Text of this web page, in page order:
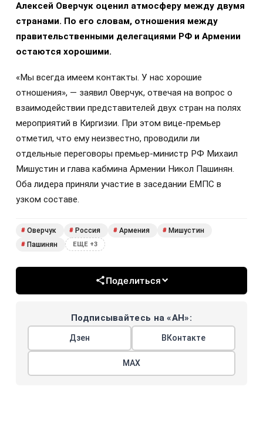
Алексей Оверчук оценил атмосферу между двумя
странами. По его словам, отношения между
правительственными делегациями РФ и Армении
остаются хорошими.
«Мы всегда имеем контакты. У нас хорошие
отношения», — заявил Оверчук, отвечая на вопрос о
взаимодействии представителей двух стран на полях
мероприятий в Киргизии. При этом вице-премьер
отметил, что ему неизвестно, проводили ли
отдельные переговоры премьер-министр РФ Михаил
Мишустин и глава кабмина Армении Никол Пашинян.
Оба лидера приняли участие в заседании ЕМПС в
узком составе.
# Оверчук # Россия # Армения # Мишустин
# Пашинян ЕЩЕ +3
Поделиться
Подписывайтесь на «АН»:
Дзен ВКонтакте
МАХ